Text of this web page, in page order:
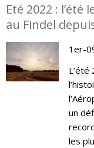
Eté 2022 :
au Findel
1er-
un
les